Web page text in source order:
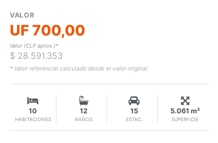
VALOR
UF 700,00
Valor (CLP aprox.)*
$ 28.591.353
* Valor referencial calculado desde el valor original.
HABITACIONES
10
BAÑOS
12
ESTAC.
15
SUPERFICIE
5.061 m²